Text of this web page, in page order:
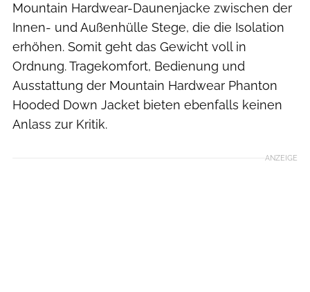
Mountain Hardwear-Daunenjacke zwischen der
Innen- und Außenhülle Stege, die die Isolation
erhöhen. Somit geht das Gewicht voll in
Ordnung. Tragekomfort, Bedienung und
Ausstattung der Mountain Hardwear Phanton
Hooded Down Jacket bieten ebenfalls keinen
Anlass zur Kritik.
ANZEIGE